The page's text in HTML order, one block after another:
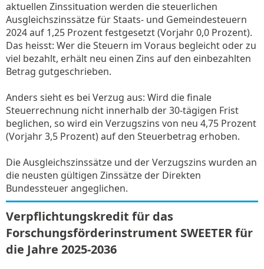
aktuellen Zinssituation werden die steuerlichen
Ausgleichszinssätze für Staats- und Gemeindesteuern
2024 auf 1,25 Prozent festgesetzt (Vorjahr 0,0 Prozent).
Das heisst: Wer die Steuern im Voraus begleicht oder zu
viel bezahlt, erhält neu einen Zins auf den einbezahlten
Betrag gutgeschrieben.
Anders sieht es bei Verzug aus: Wird die finale
Steuerrechnung nicht innerhalb der 30-tägigen Frist
beglichen, so wird ein Verzugszins von neu 4,75 Prozent
(Vorjahr 3,5 Prozent) auf den Steuerbetrag erhoben.
Die Ausgleichszinssätze und der Verzugszins wurden an
die neusten gültigen Zinssätze der Direkten
Bundessteuer angeglichen.
Verpflichtungskredit für das
Forschungsförderinstrument SWEETER für
die Jahre 2025-2036